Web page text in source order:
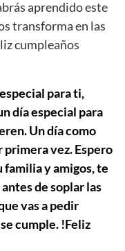
aprendido este
transforma en las
cumpleaños
para ti,
día especial para
Un día como
primera vez. Espero
familia y amigos, te
de soplar las
vas a pedir
cumple. !Feliz